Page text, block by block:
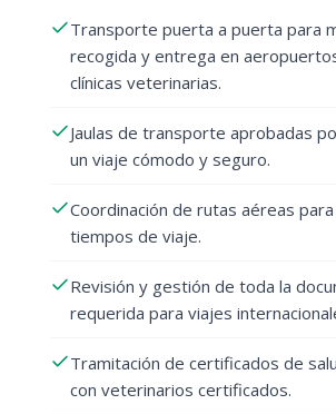
Transporte puerta a puerta para
recogida y entrega en
clínicas veterinarias.
Jaulas de transporte aprobadas
un viaje cómodo y seguro.
Coordinación de rutas aéreas
tiempos de viaje.
Revisión y gestión de toda la
requerida para viajes
Tramitación de certificados de
con veterinarios certificados.